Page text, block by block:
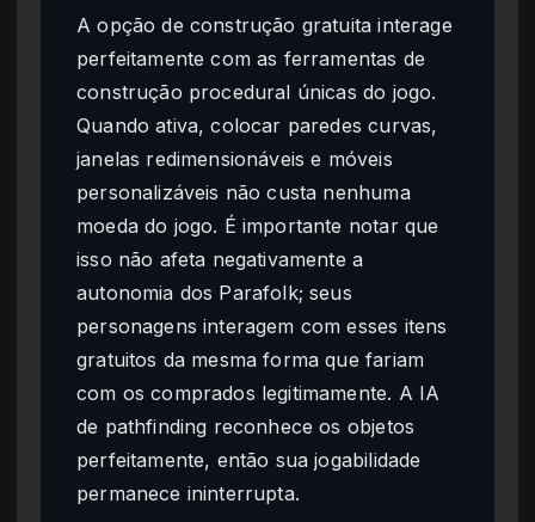
A opção de construção gratuita interage
perfeitamente com as ferramentas de
construção procedural únicas do jogo.
Quando ativa, colocar paredes curvas,
janelas redimensionáveis e móveis
personalizáveis não custa nenhuma
moeda do jogo. É importante notar que
isso não afeta negativamente a
autonomia dos Parafolk; seus
personagens interagem com esses itens
gratuitos da mesma forma que fariam
com os comprados legitimamente. A IA
de pathfinding reconhece os objetos
perfeitamente, então sua jogabilidade
permanece ininterrupta.